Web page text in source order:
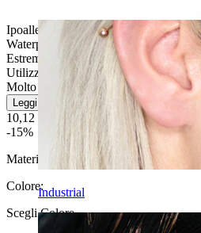
Industrial
Ipoallergenico
Waterproof
Estremamente durevole
Utilizzo quotidiano
Molto facile
Leggi di più
10,12 €
11,90 €
-15%
Materiale:
Titanio
Colore:
Scegli Colore